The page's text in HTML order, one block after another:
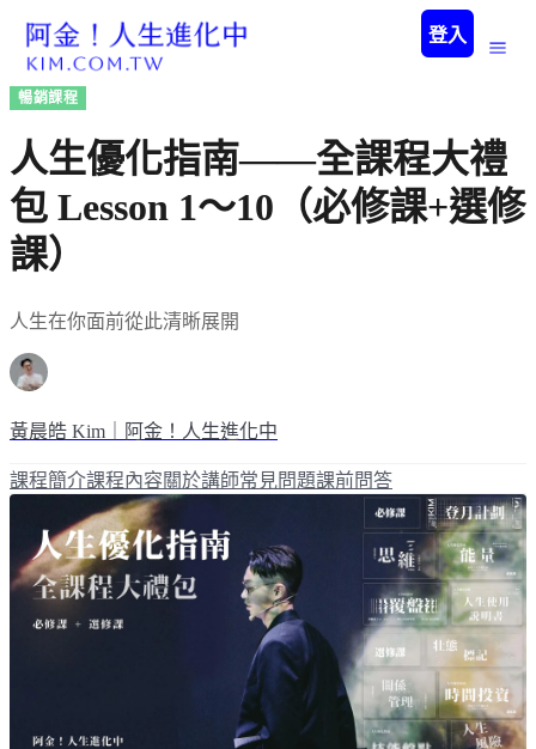
登入
暢銷課程
人生優化指南——全課程大禮
包 Lesson 1～10（必修課+選修
課）
人生在你面前從此清晰展開
黃晨皓 Kim｜阿金！人生進化中
課程簡介課程內容關於講師常見問題課前問答